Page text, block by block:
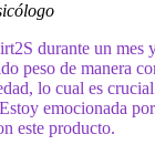
durante un mes
peso de manera
lo cual es
emocionada
este producto.